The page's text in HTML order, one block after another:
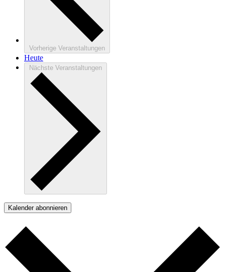
Vorherige Veranstaltungen
Heute
Nächste Veranstaltungen
Kalender abonnieren